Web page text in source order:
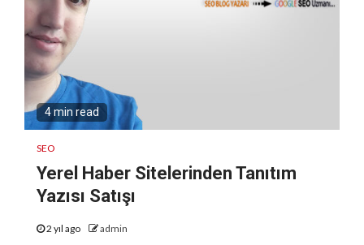
4 min read
SEO
Yerel Haber Sitelerinden Tanıtım
Yazısı Satışı
2 yıl ago admin